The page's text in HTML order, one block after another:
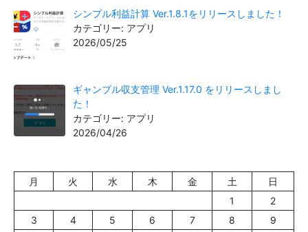
シンプル利益計算 Ver.1.8.1をリリースしました！
カテゴリー: アプリ
2026/05/25
ギャンブル収支管理 Ver.1.17.0 をリリースしまし
た！
カテゴリー: アプリ
2026/04/26
月 火 水 木 金 土
日
1
2
3
4 5 6 7 8
9